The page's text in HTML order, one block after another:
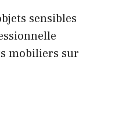
sensibles
mobiliers sur